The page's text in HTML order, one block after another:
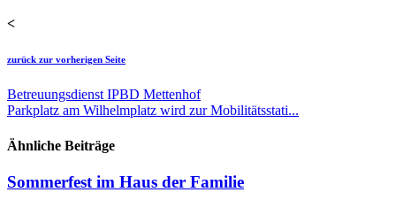
<
zurück zur vorherigen Seite
Betreuungsdienst IPBD Mettenhof
Parkplatz am Wilhelmplatz wird zur Mobilitätsstati...
Ähnliche Beiträge
Sommerfest im Haus der Familie